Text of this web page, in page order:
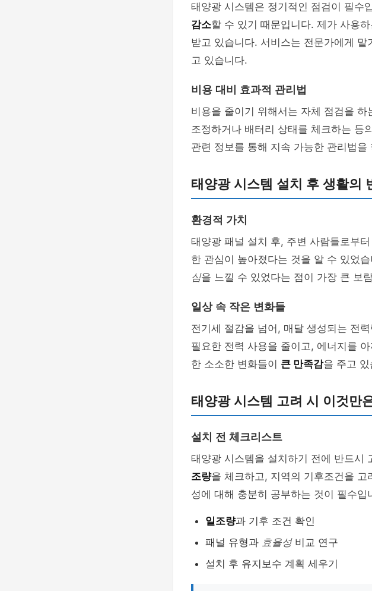
태양광 시스템은 정기적인 점검이 필수
감소할 수 있기 때문입니다. 제가 사용
받고 있습니다. 서비스는 전문가에게
고 있습니다.
비용 대비 효과적 관리법
비용을 줄이기 위해서는 자체 점검을
조정하거나 배터리 상태를 체크하는 등
관련 정보를 통해 지속 가능한 관리법
태양광 시스템 설치 후 생활의
환경적 가치
태양광 패널 설치 후, 주변 사람들로부
한 관심이 높아졌다는 것을 알 수 있었
심을 느낄 수 있었다는 점이 가장 큰 보
일상 속 작은 변화들
전기세 절감을 넘어, 매달 생성되는 전
필요한 전력 사용을 줄이고, 에너지를
한 소소한 변화들이 큰 만족감을 주고 있
태양광 시스템 고려 시 이것만
설치 전 체크리스트
태양광 시스템을 설치하기 전에 반드시
조량을 체크하고, 지역의 기후조건을
성에 대해 충분히 공부하는 것이 필수입
일조량과 기후 조건 확인
패널 유형과 효율성비교 연구
설치 후 유지보수 계획 세우기